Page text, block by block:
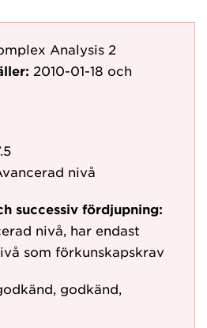
Analysis 2
2010-01-18 och
nivå
successiv fördjupning:
nivå, har endast
som förkunskapskrav
godkänd,